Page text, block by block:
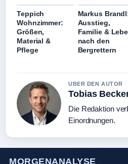
Teppich
Wohnzimmer:
Größen,
Material &
Pflege
Markus
Ausstieg,
Familie &
nach den
Bergrettern
UBER DEN AUTOR
Tobias
Die Redaktion
Einordnungen.
MORGENANALYSE